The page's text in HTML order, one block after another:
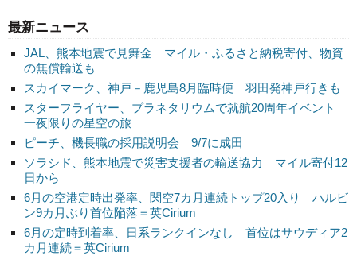
最新ニュース
JAL、熊本地震で見舞金 マイル・ふるさと納税寄付、物資
の無償輸送も
スカイマーク、神戸－鹿児島8月臨時便 羽田発神戸行きも
スターフライヤー、プラネタリウムで就航20周年イベント
一夜限りの星空の旅
ピーチ、機長職の採用説明会 9/7に成田
ソラシド、熊本地震で災害支援者の輸送協力 マイル寄付12
日から
6月の空港定時出発率、関空7カ月連続トップ20入り ハルビ
ン9カ月ぶり首位陥落＝英Cirium
6月の定時到着率、日系ランクインなし 首位はサウディア2
カ月連続＝英Cirium